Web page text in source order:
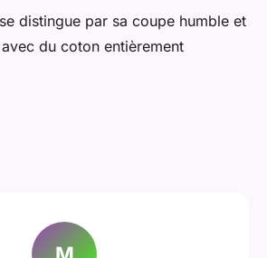
distingue par sa coupe humble et
du coton entièrement